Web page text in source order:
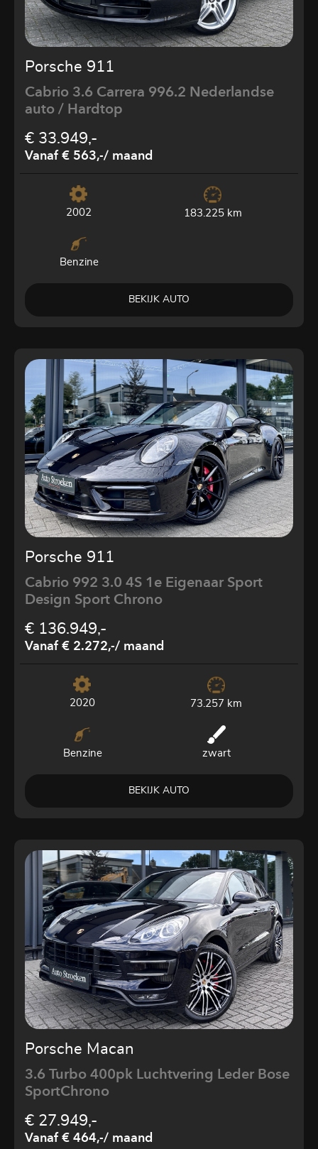
Porsche 911
Cabrio 3.6 Carrera 996.2 Nederlandse
auto / Hardtop
€ 33.949,-
Vanaf € 563,-/ maand
2002 183.225 km
Benzine
BEKIJK AUTO
Porsche 911
Cabrio 992 3.0 4S 1e Eigenaar Sport
Design Sport Chrono
€ 136.949,-
Vanaf € 2.272,-/ maand
2020 73.257 km
Benzine zwart
BEKIJK AUTO
Porsche Macan
3.6 Turbo 400pk Luchtvering Leder Bose
SportChrono
€ 27.949,-
Vanaf € 464,-/ maand